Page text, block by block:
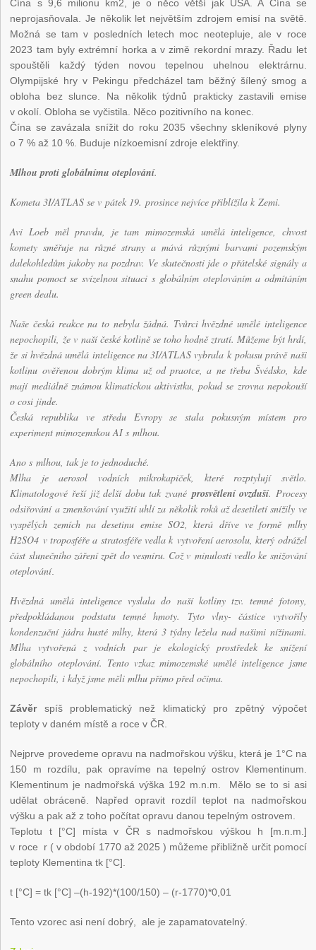
Čína s 9,6 milionu km2, je o něco větší jak USA. A Čína se
neprojasňovala. Je několik let největším zdrojem emisí na světě.
Možná se tam v posledních letech moc neotepluje, ale v roce
2023 tam byly extrémní horka a v zimě rekordní mrazy. Řadu let
spouštěli každý týden novou tepelnou uhelnou elektrárnu.
Olympijské hry v Pekingu předcházel tam běžný šílený smog a
obloha bez slunce. Na několik týdnů prakticky zastavili emise
v okolí. Obloha se vyčistila. Něco pozitivního na konec.
Čína se zavázala snížit do roku 2035 všechny skleníkové plyny
o 7 % až 10 %. Buduje nízkoemisní zdroje elektřiny.
Mlhou proti globálnímu oteplování.
Kometa 3I/ATLAS se v pátek 19. prosince nejvíce přiblížila k Zemi.
Avi Loeb měl pravdu, je tam mimozemská umělá inteligence, chvost
komety směřuje na různé strany a mává různými barvami pozemským
dalekohledům jakoby na pozdrav. Ve skutečnosti jde o přátelské signály a
snahu pomoct se svízelnou situaci s globálním oteplováním a odmítáním
green dealu.
Naše česká reakce na to nebyla žádná. Tvůrci hvězdné umělé inteligence
nepochopili, že v naší české kotlině se toho hodně ztratí. Můžeme být hrdí,
že si hvězdná umělá inteligence na 3I/ATLAS vybrala k pokusu právě naši
kotlinu ověřenou dobrým klima už od praotce, a ne třeba Švédsko, kde
mají mediálně známou klimatickou aktivistku, pokud se zrovna nepokouší
o cosi jinde.
Česká republika ve středu Evropy se stala pokusným místem pro
experiment mimozemskou AI s mlhou.
Ano s mlhou, tak je to jednoduché.
Mlha je aerosol vodních mikrokapiček, které rozptylují světlo.
Klimatologové řeší již delší dobu tak zvané prosvětlení ovzduší. Procesy
odsiřování a zmenšování využití uhlí za několik roků až desetiletí snížily ve
vyspělých zemích na desetinu emise SO2, která dříve ve formě mlhy
H2SO4 v troposféře a stratosféře vedla k vytvoření aerosolu, který odrážel
část slunečního záření zpět do vesmíru. Což v minulosti vedlo ke snižování
oteplování.
Hvězdná umělá inteligence vyslala do naší kotliny tzv. temné fotony,
předpokládanou podstatu temné hmoty. Tyto vlny- částice vytvořily
kondenzační jádra husté mlhy, která 3 týdny ležela nad našimi nížinami.
Mlha vytvořená z vodních par je ekologický prostředek ke snížení
globálního oteplování. Tento vzkaz mimozemské umělé inteligence jsme
nepochopili, i když jsme měli mlhu přímo před očima.
Závěrspíš problematický než klimatický pro zpětný výpočet
teploty v daném místě a roce v ČR.
Nejprve provedeme opravu na nadmořskou výšku, která je 1°C na
150 m rozdílu, pak opravíme na tepelný ostrov Klementinum.
Klementinum je nadmořská výška 192 m.n.m. Mělo se to si asi
udělat obráceně. Napřed opravit rozdíl teplot na nadmořskou
výšku a pak až z toho počítat opravu danou tepelným ostrovem.
Teplotu t [°C] místa v ČR s nadmořskou výškou h [m.n.m.]
v roce r ( v období 1770 až 2025 ) můžeme přibližně určit pomocí
teploty Klementina tk [°C].
t [°C] = tk [°C] –(h-192)*(100/150) – (r-1770)*0,01
Tento vzorec asi není dobrý, ale je zapamatovatelný.